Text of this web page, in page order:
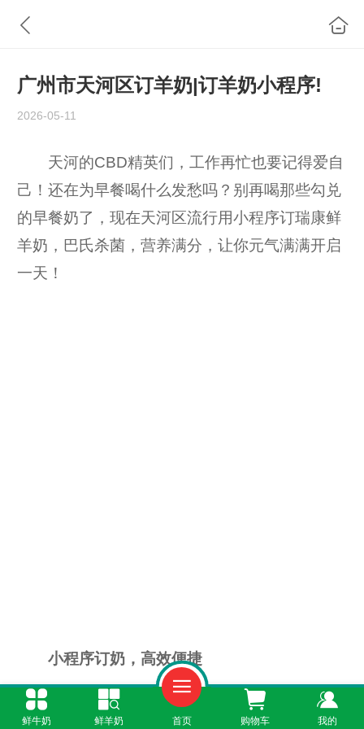
广州市天河区订羊奶|订羊奶小程序!
2026-05-11
天河的CBD精英们，工作再忙也要记得爱自
己！还在为早餐喝什么发愁吗？别再喝那些勾兑
的早餐奶了，现在天河区流行用小程序订瑞康鲜
羊奶，巴氏杀菌，营养满分，让你元气满满开启
一天！
小程序订奶，高效便捷
对于分秒必争的天河人来说，“订羊奶小程
鲜牛奶 鲜羊奶 首页 购物车 我的